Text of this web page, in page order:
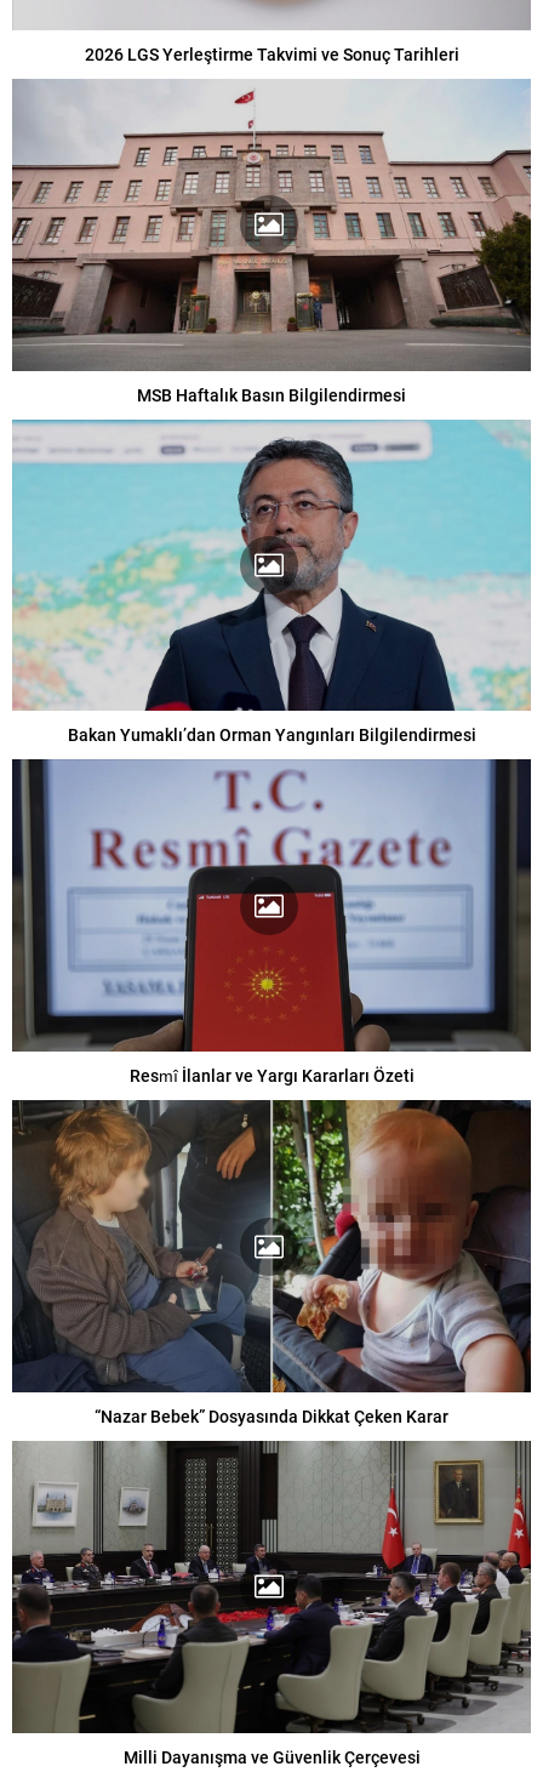
2026 LGS Yerleştirme Takvimi ve Sonuç Tarihleri
MSB Haftalık Basın Bilgilendirmesi
Bakan Yumaklı’dan Orman Yangınları Bilgilendirmesi
Resmî İlanlar ve Yargı Kararları Özeti
“Nazar Bebek” Dosyasında Dikkat Çeken Karar
Milli Dayanışma ve Güvenlik Çerçevesi